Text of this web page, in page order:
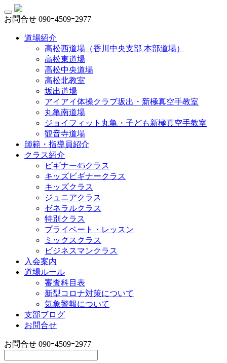
お問合せ 090ｰ4509ｰ2977
道場紹介
高松西道場（香川中央支部 本部道場）
高松東道場
高松中央道場
高松北教室
坂出道場
アイアイ体操クラブ坂出・新極真空手教室
丸亀南道場
ジョイフィット丸亀・子ども新極真空手教室
観音寺道場
師範・指導員紹介
クラス紹介
ビギナー45クラス
キッズビギナークラス
キッズクラス
ジュニアクラス
ゼネラルクラス
特別クラス
プライベート・レッスン
ミックスクラス
ビジネスマンクラス
入会案内
道場ルール
審査科目表
新型コロナ対策について
気象警報について
支部ブログ
お問合せ
お問合せ 090ｰ4509ｰ2977